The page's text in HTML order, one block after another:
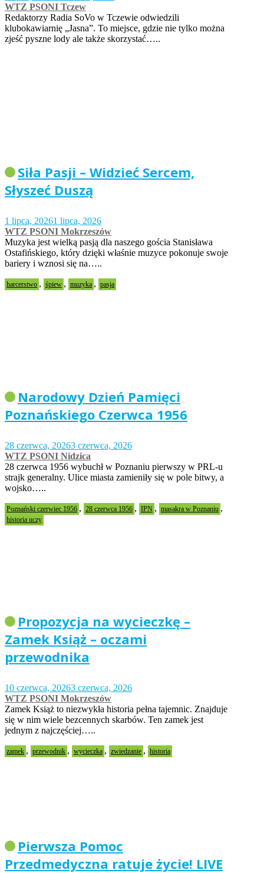
WTZ PSONI Tczew
Redaktorzy Radia SoVo w Tczewie odwiedzili
klubokawiarnię „Jasna”. To miejsce, gdzie nie tylko można
zjeść pyszne lody ale także skorzystać…..
Siła Pasji – Widzieć Sercem,
Słyszeć Duszą
1 lipca, 20261 lipca, 2026
WTZ PSONI Mokrzeszów
Muzyka jest wielką pasją dla naszego gościa Stanisława
Ostafińskiego, który dzięki właśnie muzyce pokonuje swoje
bariery i wznosi się na…..
harcerstwo , śpiew , muzyka , pasja
Narodowy Dzień Pamięci
Poznańskiego Czerwca 1956
28 czerwca, 20263 czerwca, 2026
WTZ PSONI Nidzica
28 czerwca 1956 wybuchł w Poznaniu pierwszy w PRL-u
strajk generalny. Ulice miasta zamieniły się w pole bitwy, a
wojsko…..
Poznański czerwiec 1956 , 28 czerwca 1956 , IPN , masakra w Poznaniu ,
historia uczy
Propozycja na wycieczkę –
Zamek Książ – oczami
przewodnika
10 czerwca, 20263 czerwca, 2026
WTZ PSONI Mokrzeszów
Zamek Książ to niezwykła historia pełna tajemnic. Znajduje
się w nim wiele bezcennych skarbów. Ten zamek jest
jednym z najczęściej…..
zamek , przewodnik , wycieczka , zwiedzanie , historia
Pierwsza Pomoc
Przedmedyczna ratuje życie! LIVE